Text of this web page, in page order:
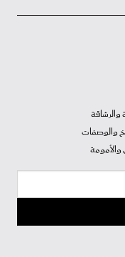
والرشاقة
والوصفات
والأمومة